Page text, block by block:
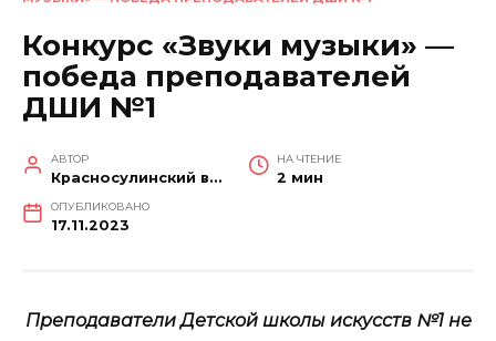
Конкурс «Звуки музыки» —
победа преподавателей
ДШИ №1
АВТОР
Красносулинский вестник
НА ЧТЕНИЕ
2 мин
ОПУБЛИКОВАНО
17.11.2023
Преподаватели Детской школы искусств №1 не